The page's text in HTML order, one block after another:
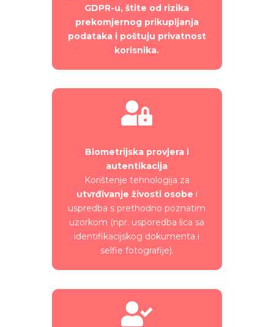
GDPR-u, štite od rizika
prekomjernog prikupljanja
podataka i poštuju privatnost
korisnika.

Biometrijska provjera i
autentikacija
Korištenje tehnologija za
utvrđivanje živosti osobe i
uspredba s prethodno poznatim
uzorkom (npr. usporedba lica sa
identifikacijskog dokumenta i
selfie fotografije).
